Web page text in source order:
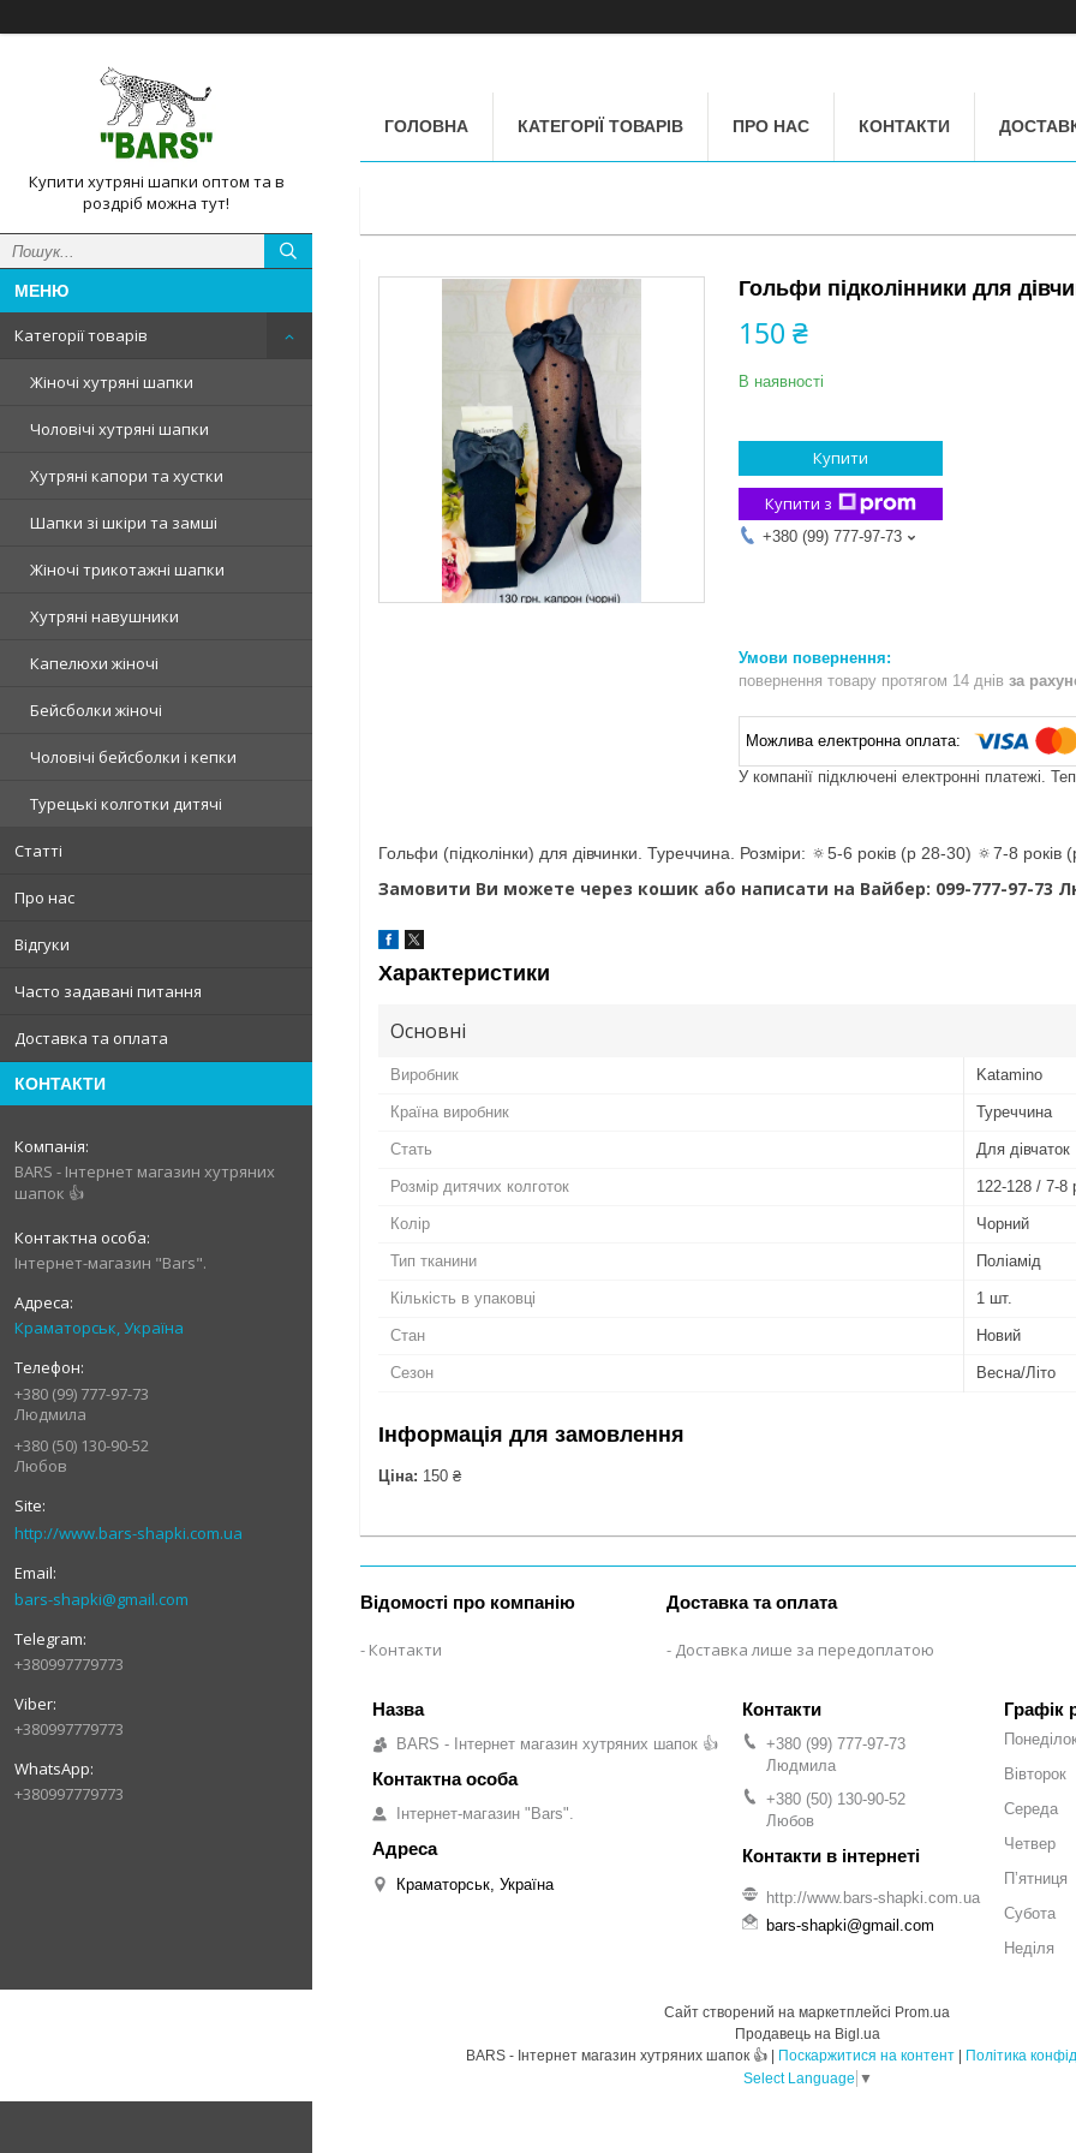
Купити хутряні шапки оптом та в
роздріб можна тут!
Категорії товарів
Жіночі хутряні шапки
Чоловічі хутряні шапки
Хутряні капори та хустки
Шапки зі шкіри та замші
Жіночі трикотажні шапки
Хутряні навушники
Капелюхи жіночі
Бейсболки жіночі
Чоловічі бейсболки і кепки
Турецькі колготки дитячі
Статті
Про нас
Відгуки
Часто задавані питання
Доставка та оплата
КОНТАКТИ
BARS - Інтернет магазин хутряних
шапок 👍
Інтернет-магазин "Bars".
Краматорськ, Україна
+380 (99) 777-97-73
Людмила
+380 (50) 130-90-52
Любов
http://www.bars-shapki.com.ua
bars-shapki@gmail.com
+380997779773
+380997779773
+380997779773
ГОЛОВНА КАТЕГОРІЇ ТОВАРІВ ПРО НАС КОНТАКТИ
Гольфи підколінники для
150 ₴
В наявності
Купити
Купити з
+380 (99) 777-97-73
повернення товару протягом 14 днів за
У компанії підключені електронні платежі.
Гольфи (підколінки) для дівчинки. Туреччина. Розміри: 🔅5-6 років (р 28-30) 🔅7-8
Замовити Ви можете через кошик або написати на Вайбер: 099-777-97-73
Характеристики
Основні
Виробник Katamino
Країна виробник Туреччина
Стать Для дівчаток
Розмір дитячих колготок 122-128 / 7-8
Колір Чорний
Тип тканини Поліамід
Кількість в упаковці 1 шт.
Стан Новий
Сезон Весна/Літо
Інформація для замовлення
Ціна: 150 ₴
Відомості про компанію
Контакти
Доставка та оплата
Доставка лише за передоплатою
BARS - Інтернет магазин хутряних шапок 👍
Інтернет-магазин "Bars".
Краматорськ, Україна
+380 (99) 777-97-73
Людмила
+380 (50) 130-90-52
Любов
http://www.bars-shapki.com.ua
bars-shapki@gmail.com
Графік
Вівторок
Середа
Четвер
Пʼятниця
Субота
Неділя
Сайт створений на маркетплейсі Prom.ua
Продавець на Bigl.ua
Поскаржитися на контент
Політика
Select Language ▼